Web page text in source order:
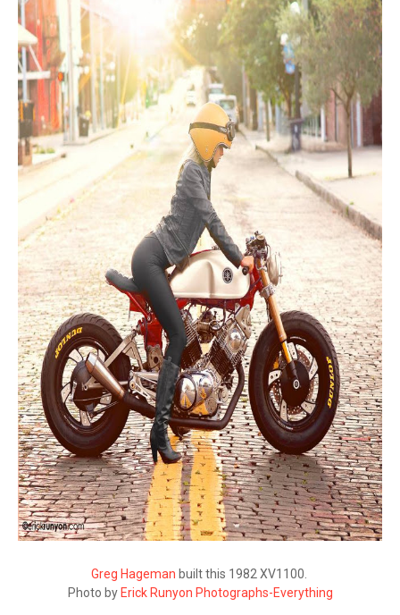
Greg Hageman built this 1982 XV1100.
Photo by Erick Runyon Photographs-Everything